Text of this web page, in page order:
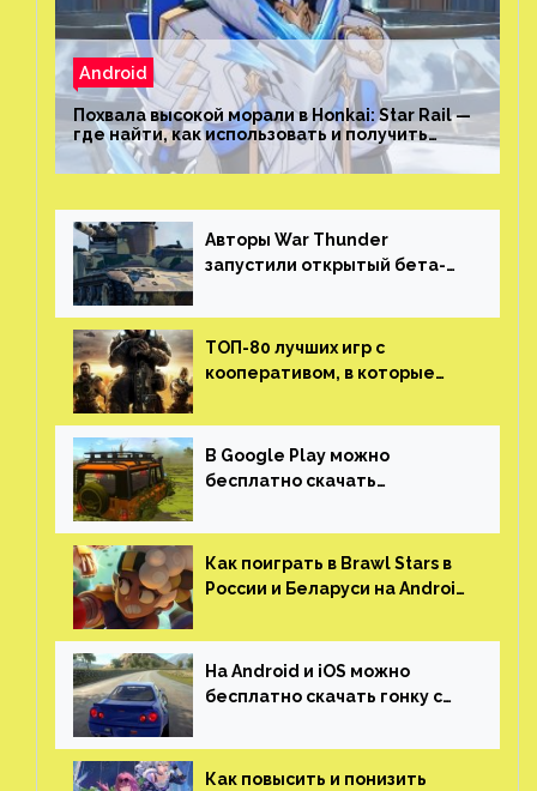
Android
Похвала высокой морали в Honkai: Star Rail —
где найти, как использовать и получить
скрытые достижения
Авторы War Thunder
запустили открытый бета-
трейлер и скриншоты
ТОП-80 лучших игр с
кооперативом, в которые
(никаких MMO)
В Google Play можно
бесплатно скачать
открытым миром, прокачкой,
гонками и тюнингом машины
Как поиграть в Brawl Stars в
России и Беларуси на Android
На Android и iOS можно
бесплатно скачать гонку с
который больше, чем в
Skyrim и GTA: San Andreas
Как повысить и понизить